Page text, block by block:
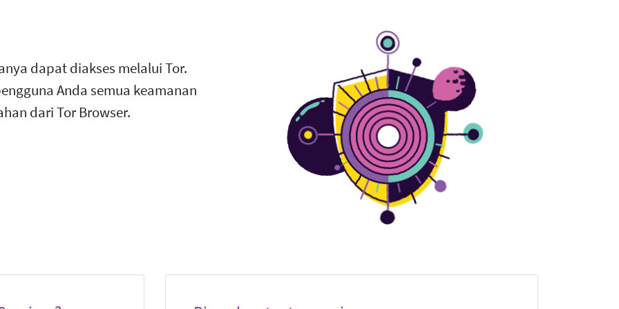
dapat diakses melalui Tor.
Anda semua keamanan
dari Tor Browser.